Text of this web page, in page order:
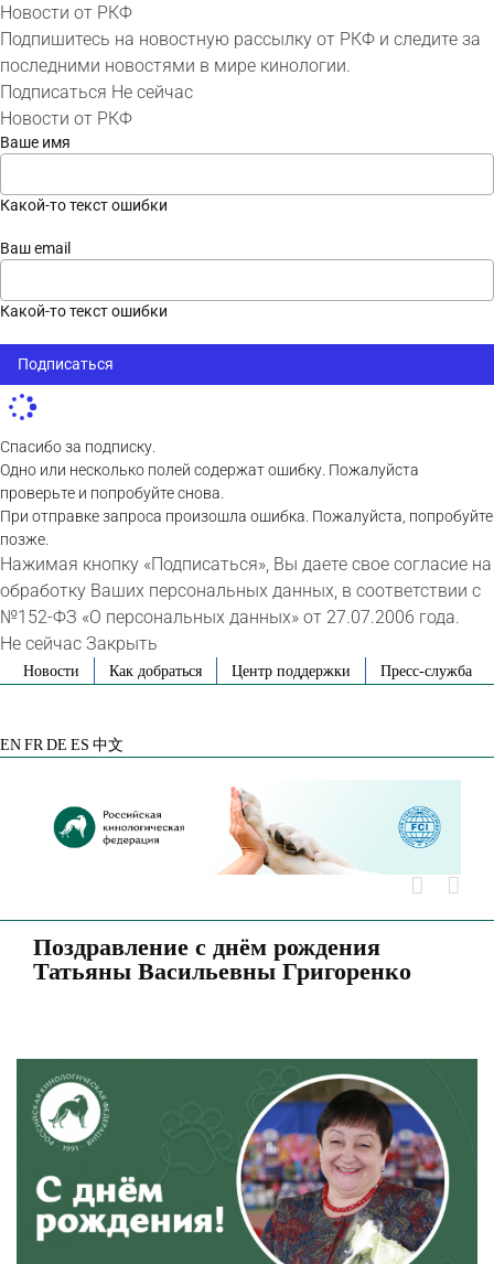
Новости от РКФ
Подпишитесь на новостную рассылку от РКФ и следите за
последними новостями в мире кинологии.
Подписаться Не сейчас
Новости от РКФ
Ваше имя
Какой-то текст ошибки
Ваш email
Какой-то текст ошибки
Подписаться
Спасибо за подписку.
Одно или несколько полей содержат ошибку. Пожалуйста
проверьте и попробуйте снова.
При отправке запроса произошла ошибка. Пожалуйста, попробуйте
позже.
Нажимая кнопку «Подписаться», Вы даете свое согласие на
обработку Ваших персональных данных, в соответствии с
№152-ФЗ «О персональных данных» от 27.07.2006 года.
Не сейчас Закрыть
SkipНовости Как добраться Центр поддержки Пресс-служба
EN FR DE ES 中文
Поздравление с днём рождения
Татьяны Васильевны Григоренко
Larger
Image